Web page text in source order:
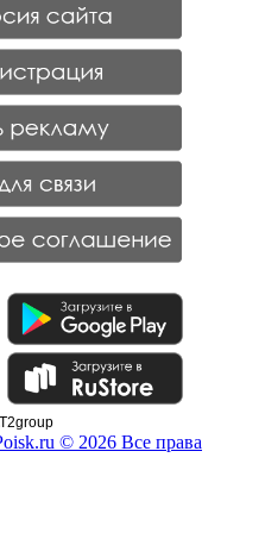
© 2026 Все права